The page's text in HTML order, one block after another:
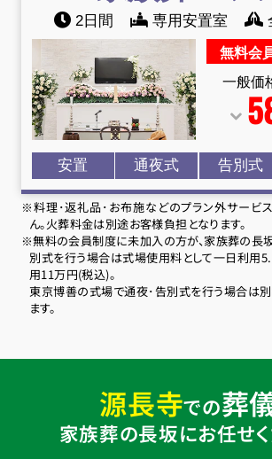
2日間 専用安置室
無料会
一般価
安置 通夜式 告別式
※料理･返礼品･お布施などのプラン外サービ
ん。火葬料金は別途お客様負担となります。
※無料の会員制度に未加入の方が、家族葬の長
別式を行う場合は式場使用料として一日利用
用11万円(税込)。
東京博善の式場で通夜･告別式を行う場合は
ます。
源長寺での葬
家族葬の長坂にお任せく